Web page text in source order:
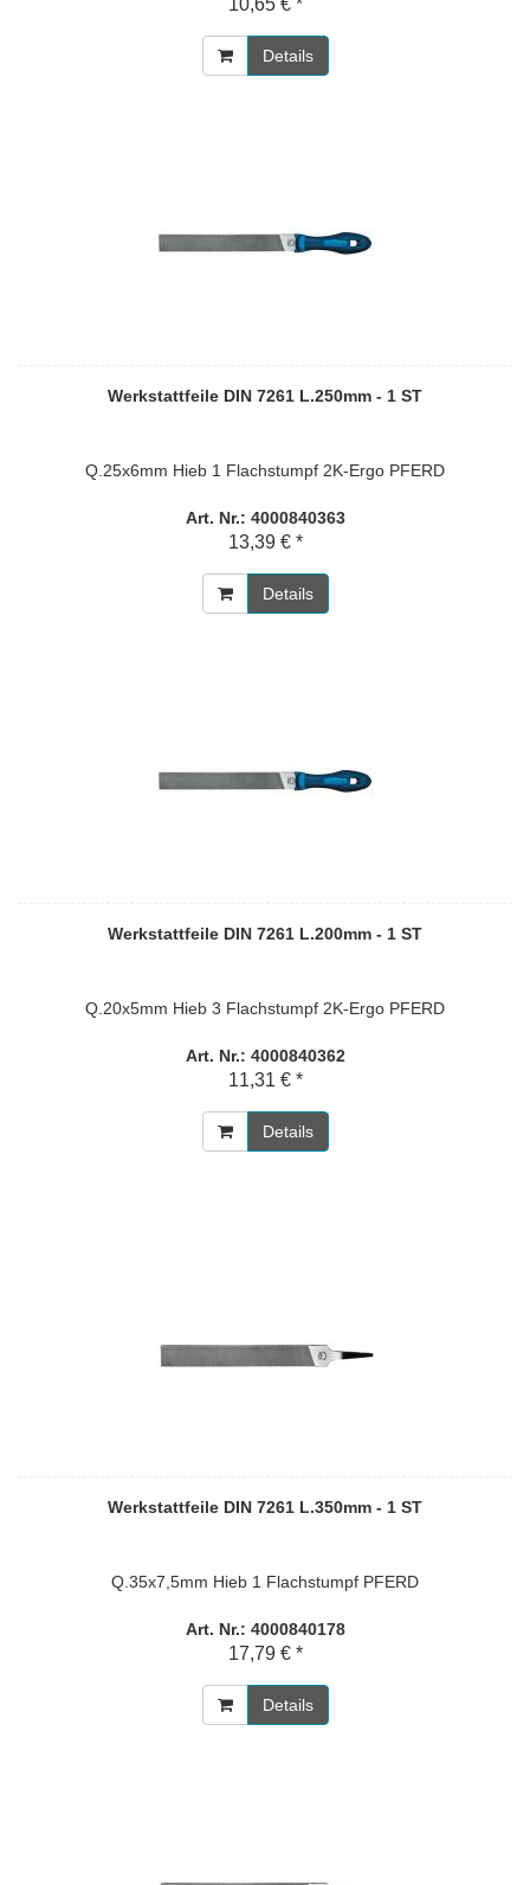
10,65 € *
Details
Werkstattfeile DIN 7261 L.250mm - 1 ST
Q.25x6mm Hieb 1 Flachstumpf 2K-Ergo PFERD
Art. Nr.: 4000840363
13,39 € *
Details
Werkstattfeile DIN 7261 L.200mm - 1 ST
Q.20x5mm Hieb 3 Flachstumpf 2K-Ergo PFERD
Art. Nr.: 4000840362
11,31 € *
Details
Werkstattfeile DIN 7261 L.350mm - 1 ST
Q.35x7,5mm Hieb 1 Flachstumpf PFERD
Art. Nr.: 4000840178
17,79 € *
Details